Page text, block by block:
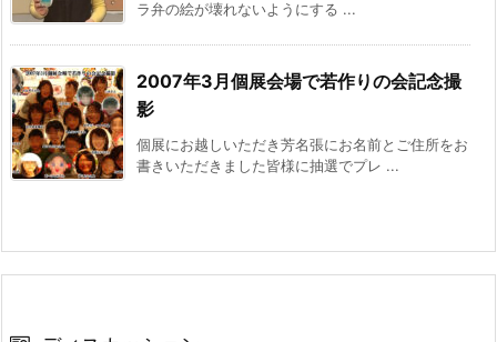
ラ弁の絵が壊れないようにする ...
2007年3月個展会場で若作りの会記念撮
影
個展にお越しいただき芳名張にお名前とご住所をお
書きいただきました皆様に抽選でプレ ...